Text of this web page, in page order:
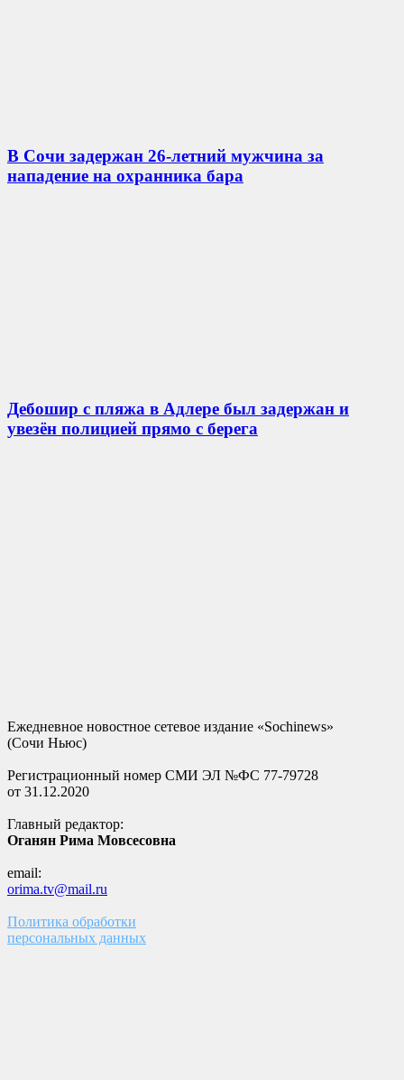
В Сочи задержан 26-летний мужчина за
нападение на охранника бара
Дебошир с пляжа в Адлере был задержан и
увезён полицией прямо с берега
Ежедневное новостное сетевое издание «Sochinews»
(Сочи Ньюс)
Регистрационный номер СМИ ЭЛ №ФС 77-79728
от 31.12.2020
Главный редактор:
Оганян Рима Мовсесовна
email:
orima.tv@mail.ru
Политика обработки
персональных данных